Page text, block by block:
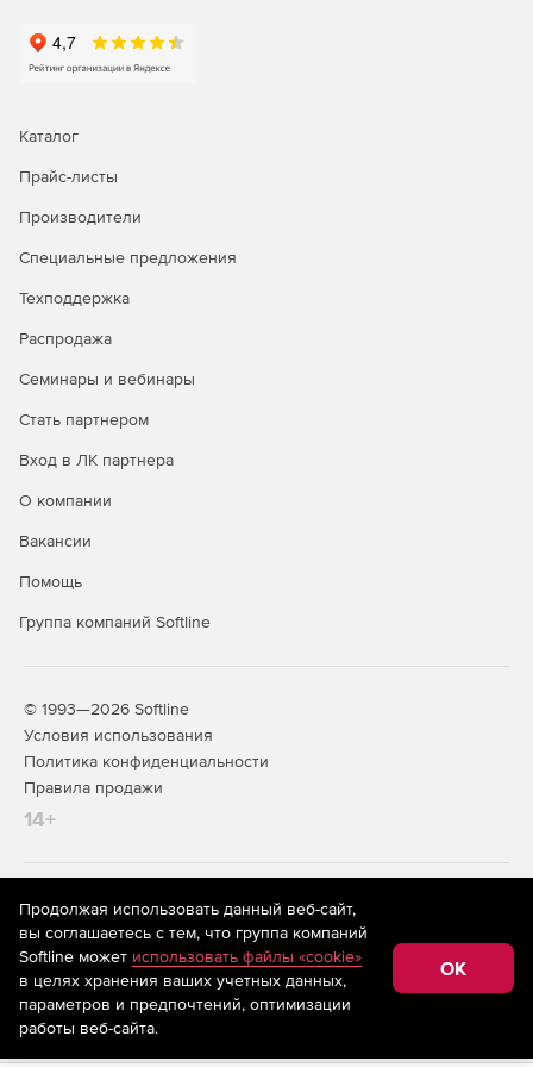
Делегирование службы поддержки на основе ролей
Надо выбрать любую комбинацию задач управления,
и назначить их сотрудникам службы поддержки, HR и
администраторами.
Резервное копирование и аварийное восстановление
восстановление объектов AD, почтовых ящиков
Online, папок OneDrive для бизнеса и т. д.
Восстановление на уровне элементов или атрибутов и
инкрементным резервным копиям.
Каталог
Прайс-листы
Производители
Специальные предложения
Техподдержка
Распродажа
Семинары и вебинары
Стать партнером
Вход в ЛК партнера
О компании
Вакансии
Помощь
Группа компаний Softline
© 1993—2026 Softline
Условия использования
Политика конфиденциальности
Правила продажи
14+
На информационном ресурсе store.softline.ru применяются
рекомендательные технологии
(информационные технологии
предоставления информации на основе сбора,
систематизации и анализа сведений, относящихся к
предпочтениям пользователей сети «Интернет»,
находящихся на территории Российской Федерации)
Продолжая использовать данный веб-сайт,
вы соглашаетесь с тем, что группа компаний
Softline может использовать файлы «cookie»
в целях хранения ваших учетных данных,
параметров и предпочтений, оптимизации
работы веб-сайта.
OK